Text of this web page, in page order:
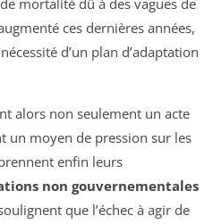
mortalité dû à des vagues de
ces dernières années,
d’un plan d’adaptation
alors non seulement un acte
un moyen de pression sur les
enfin leurs
non gouvernementales
que l’échec à agir de